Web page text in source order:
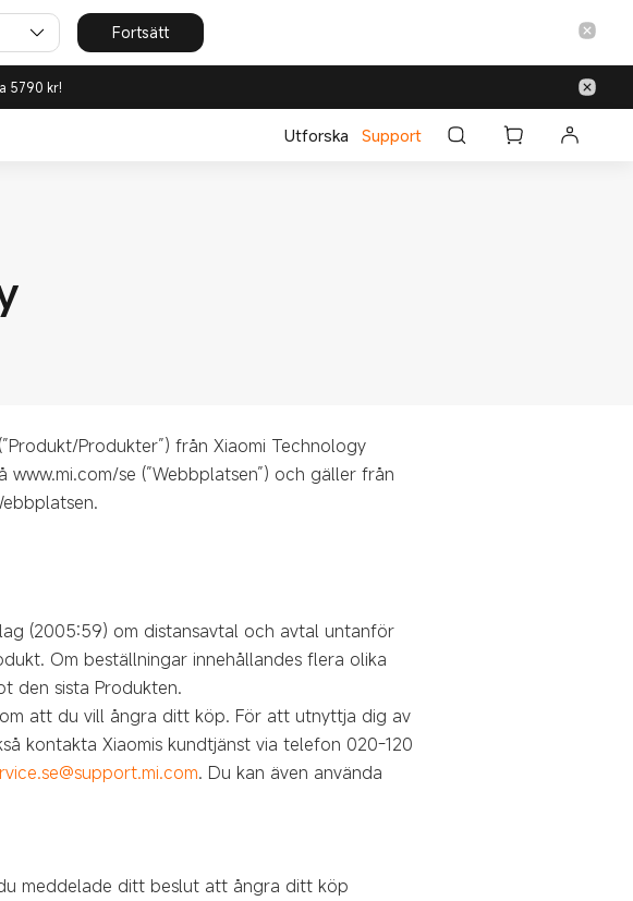
Fortsätt
5790 kr!
Utforska Support
Produkter”) från Xiaomi Technology
www.mi.com/se (”Webbplatsen”) och gäller från
(2005:59) om distansavtal och avtal untanför
Om beställningar innehållandes flera olika
den sista Produkten.
att du vill ångra ditt köp. För att utnyttja dig av
kontakta Xiaomis kundtjänst via telefon 020-120
. Du kan även använda
meddelade ditt beslut att ångra ditt köp